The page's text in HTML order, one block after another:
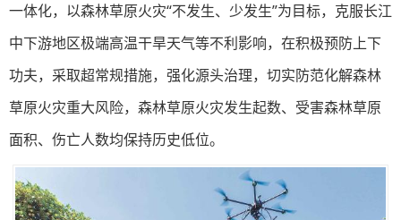
一体化，以森林草原火灾“不发生、少发生”为目标，克服长江
中下游地区极端高温干旱天气等不利影响，在积极预防上下
功夫，采取超常规措施，强化源头治理，切实防范化解森林
草原火灾重大风险，森林草原火灾发生起数、受害森林草原
面积、伤亡人数均保持历史低位。